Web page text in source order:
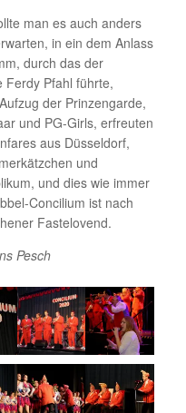
man es auch anders
in ein dem Anlass
durch das der
Ferdy Pfahl führte,
der Prinzengarde,
und PG-Girls, erfreuten
aus Düsseldorf,
und
und dies wie immer
Concilium ist nach
Fastelovend.
Pesch